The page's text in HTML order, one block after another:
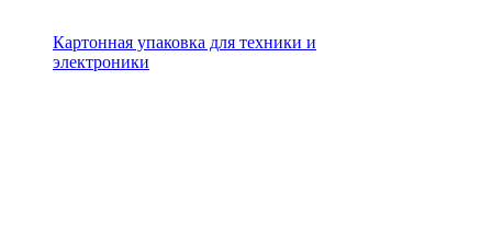
Картонная упаковка для техники и
электроники